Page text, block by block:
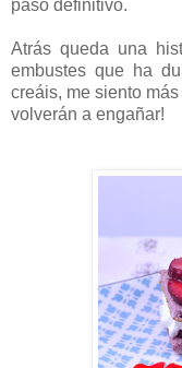
paso definitivo.
Atrás queda una
embustes que ha
creáis, me siento
volverán a engañar!